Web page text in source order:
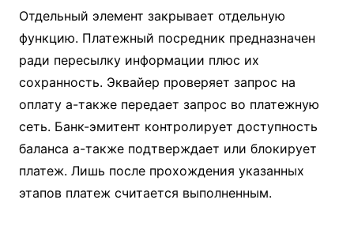
Отдельный элемент закрывает отдельную
функцию. Платежный посредник предназначен
ради пересылку информации плюс их
сохранность. Эквайер проверяет запрос на
оплату а-также передает запрос во платежную
сеть. Банк-эмитент контролирует доступность
баланса а-также подтверждает или блокирует
платеж. Лишь после прохождения указанных
этапов платеж считается выполненным.